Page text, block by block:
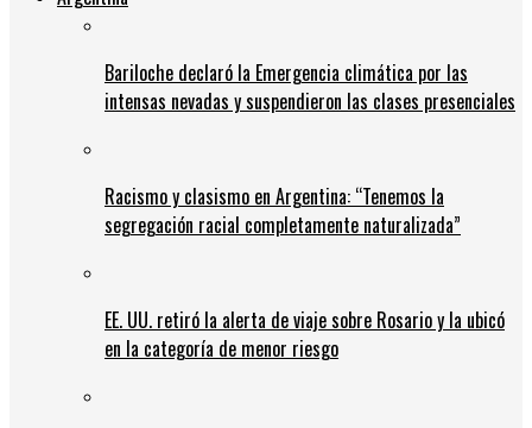
Bariloche declaró la Emergencia climática por las
intensas nevadas y suspendieron las clases presenciales
Racismo y clasismo en Argentina: “Tenemos la
segregación racial completamente naturalizada”
EE. UU. retiró la alerta de viaje sobre Rosario y la ubicó
en la categoría de menor riesgo